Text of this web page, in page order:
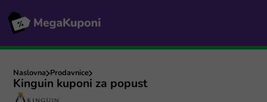
Naslovna Prodavnice
Kinguin kuponi za popust